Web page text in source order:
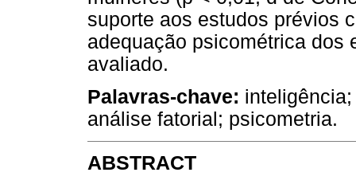
suporte aos estudos prévios
adequação psicométrica dos
avaliado.
Palavras-chave:
análise fatorial; psicometria.
ABSTRACT